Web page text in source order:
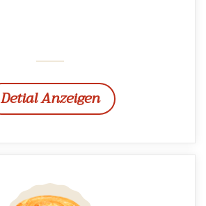
Detial Anzeigen